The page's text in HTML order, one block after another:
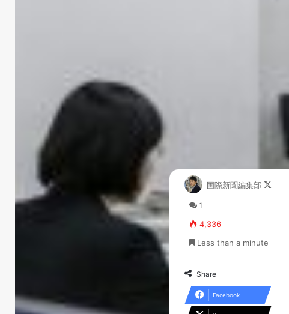
国際新聞編集部
1
4,336
Less than a minute
Share
Facebook